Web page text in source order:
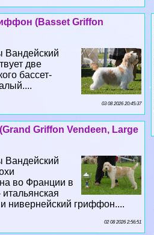
(Basset Griffon
Вандейский
две
бассет-
03 08 2026 20:45:37
Griffon Vendeen, Large
Вандейский
во Франции в
нивернейский гриффон....
02 08 2026 2:56:51